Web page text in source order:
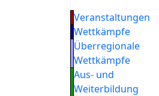
Veranstaltungen
Wettkämpfe
Überregionale
Wettkämpfe
Aus- und
Weiterbildung